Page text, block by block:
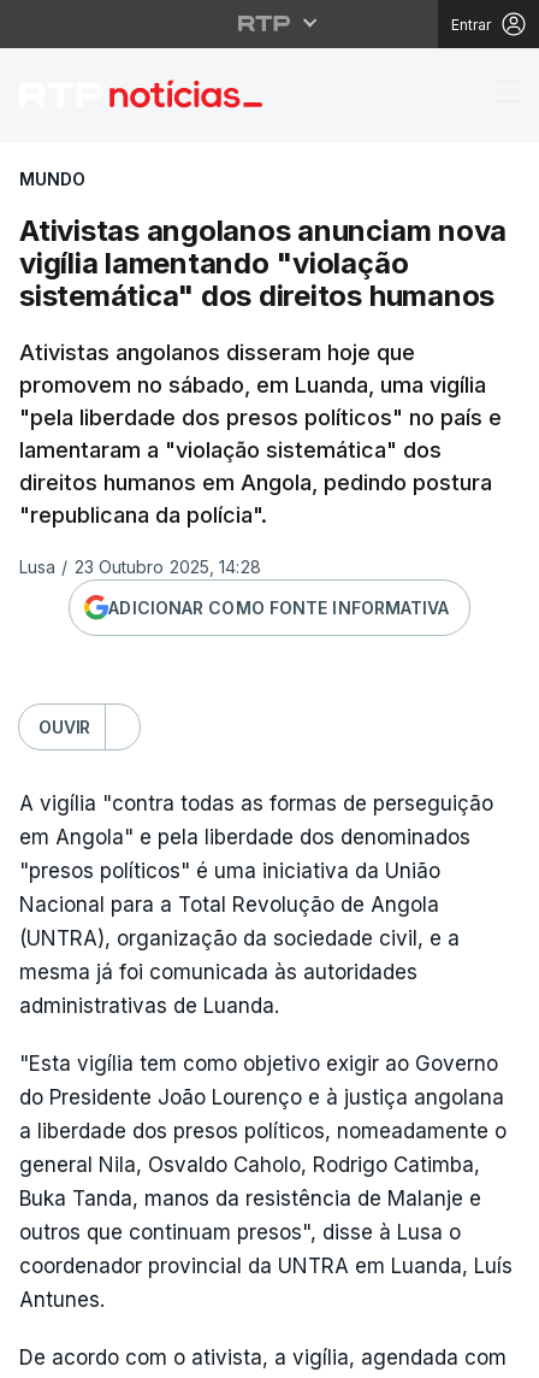
Entrar
Ativistas angolanos
MUNDO
Ativistas angolanos anunciam nova
vigília lamentando "violação
sistemática" dos direitos humanos
Ativistas angolanos disseram hoje que
promovem no sábado, em Luanda, uma vigília
"pela liberdade dos presos políticos" no país e
lamentaram a "violação sistemática" dos
direitos humanos em Angola, pedindo postura
"republicana da polícia".
Lusa / 23 Outubro 2025, 14:28
ADICIONAR COMO FONTE INFORMATIVA
OUVIR
A vigília "contra todas as formas de perseguição
em Angola" e pela liberdade dos denominados
"presos políticos" é uma iniciativa da União
Nacional para a Total Revolução de Angola
(UNTRA), organização da sociedade civil, e a
mesma já foi comunicada às autoridades
administrativas de Luanda.
"Esta vigília tem como objetivo exigir ao Governo
do Presidente João Lourenço e à justiça angolana
a liberdade dos presos políticos, nomeadamente o
general Nila, Osvaldo Caholo, Rodrigo Catimba,
Buka Tanda, manos da resistência de Malanje e
outros que continuam presos", disse à Lusa o
coordenador provincial da UNTRA em Luanda, Luís
Antunes.
De acordo com o ativista, a vigília, agendada com